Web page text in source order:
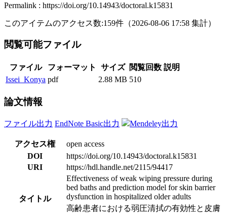
Permalink : https://doi.org/10.14943/doctoral.k15831
このアイテムのアクセス数:159件 （2026-08-06 17:58 集計）
閲覧可能ファイル
ファイル フォーマット サイズ 閲覧回数 説明
Issei_Konya pdf 2.88 MB 510
論文情報
ファイル出力 EndNote Basic出力 Mendeley出力
アクセス権
open access
DOI
https://doi.org/10.14943/doctoral.k15831
URI
https://hdl.handle.net/2115/94417
タイトル
Effectiveness of weak wiping pressure during
bed baths and prediction model for skin barrier
dysfunction in hospitalized older adults
高齢患者における弱圧清拭の有効性と皮膚